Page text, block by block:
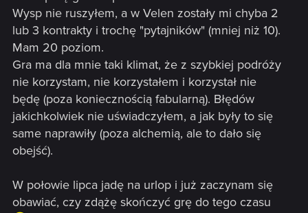
Wysp nie ruszyłem, a w Velen zostały mi chyba 2
lub 3 kontrakty i trochę "pytajników" (mniej niż 10).
Mam 20 poziom.
Gra ma dla mnie taki klimat, że z szybkiej podróży
nie korzystam, nie korzystałem i korzystał nie
będę (poza koniecznością fabularną). Błędów
jakichkolwiek nie uświadczyłem, a jak były to się
same naprawiły (poza alchemią, ale to dało się
obejść).
W połowie lipca jadę na urlop i już zaczynam się
obawiać, czy zdążę skończyć grę do tego czasu